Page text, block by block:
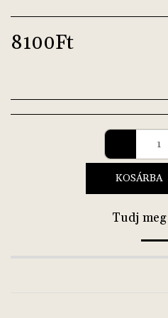
8100Ft
KOSÁRBA
Tudj